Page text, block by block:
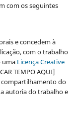
com os seguintes
e concedem à
com o trabalho
uma Licença Creative
TEMPO AQUI]
do
autoria do trabalho e